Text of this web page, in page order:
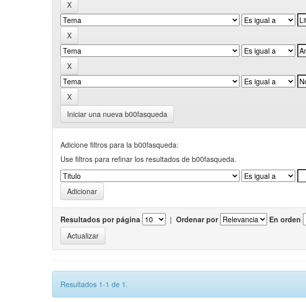
Iniciar una nueva b00fasqueda
Adicione filtros para la b00fasqueda:
Use filtros para refinar los resultados de b00fasqueda.
Resultados por página | Ordenar por En orden
Resultados 1-1 de 1.